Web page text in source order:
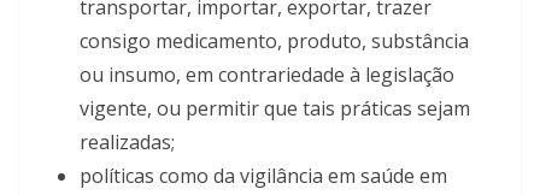
transportar, importar, exportar, trazer
consigo medicamento, produto, substância
ou insumo, em contrariedade à legislação
vigente, ou permitir que tais práticas sejam
realizadas;
políticas como da vigilância em saúde em